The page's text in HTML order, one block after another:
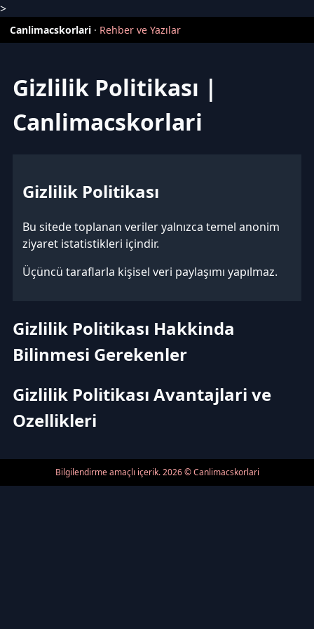
>
Canlimacskorlari · Rehber ve Yazılar
Gizlilik Politikası |
Canlimacskorlari
Gizlilik Politikası
Bu sitede toplanan veriler yalnızca temel anonim
ziyaret istatistikleri içindir.
Üçüncü taraflarla kişisel veri paylaşımı yapılmaz.
Gizlilik Politikası Hakkinda
Bilinmesi Gerekenler
Gizlilik Politikası Avantajlari ve
Ozellikleri
Bilgilendirme amaçlı içerik. 2026 © Canlimacskorlari